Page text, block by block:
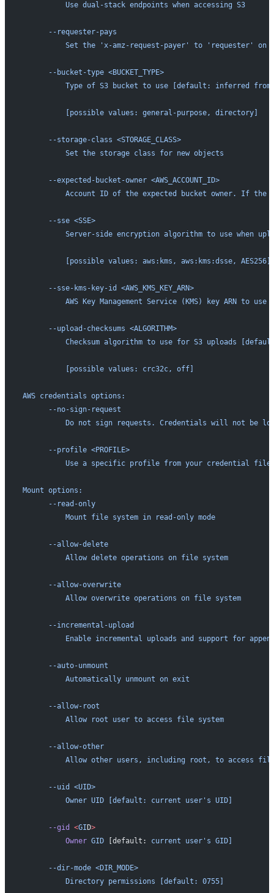
          Use dual-stack endpoints when accessing S3
      --requester-pays
Set the 'x-amz-request-payer' to 'requester' on
      --bucket-type <BUCKET_TYPE>
Type of S3 bucket to use [default: inferred from
          [possible values: general-purpose, directory]
      --storage-class <STORAGE_CLASS>
          Set the storage class for new objects
      --expected-bucket-owner <AWS_ACCOUNT_ID>
Account ID of the expected bucket owner. If the
      --sse <SSE>
Server-side encryption algorithm to use when
          [possible values: aws:kms, aws:kms:dsse, AES256]
      --sse-kms-key-id <AWS_KMS_KEY_ARN>
AWS Key Management Service (KMS) key ARN to use
      --upload-checksums <ALGORITHM>
Checksum algorithm to use for S3 uploads
          [possible values: crc32c, off]
AWS credentials options:
      --no-sign-request
Do not sign requests. Credentials will not be
      --profile <PROFILE>
Use a specific profile from your credential
Mount options:
      --read-only
          Mount file system in read-only mode
      --allow-delete
          Allow delete operations on file system
      --allow-overwrite
          Allow overwrite operations on file system
      --incremental-upload
Enable incremental uploads and support for
      --auto-unmount
          Automatically unmount on exit
      --allow-root
          Allow root user to access file system
      --allow-other
Allow other users, including root, to access
      --uid <UID>
          Owner UID [default: current user's
UID]
      --gid
<GI D>
          Owner
GID [default: current user's GID]
      --dir-mode <DIR_MODE>
          Directory permissions [default: 0755]